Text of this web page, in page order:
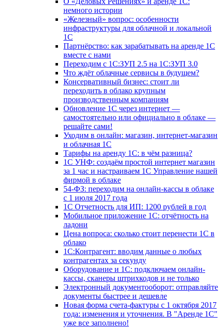
немного истории
«Железный» вопрос: особенности
инфраструктуры для облачной и локальной
1С
Партнёрство: как зарабатывать на аренде 1С
вместе с нами
Переходим с 1С:ЗУП 2.5 на 1С:ЗУП 3.0
Что ждёт облачные сервисы в будущем?
Консервативный бизнес: стоит ли
переходить в облако крупным
производственным компаниям
Обновление 1С через интернет —
самостоятельно или официально в облаке —
решайте сами!
Уходим в онлайн: магазин, интернет-магазин
и облачная 1С
Тарифы на аренду 1С: в чём разница?
1С УНФ: создаём простой интернет магазин
за 1 час и настраиваем 1С Управление нашей
фирмой в облаке
54-ФЗ: переходим на онлайн-кассы в облаке
с 1 июля 2017 года
1С Отчетность для ИП: 1200 рублей в год
Мобильное приложение 1С: отчётность на
ладони
Цена вопроса: сколько стоит перенести 1С в
облако
1С:Контрагент: вводим данные о любых
контрагентах за секунду
Оборудование и 1С: подключаем онлайн-
кассы, сканеры штрихкодов и не только
Электронный документооборот: отправляйте
документы быстрее и дешевле
Новая форма счета-фактуры с 1 октября 2017
года: изменения и уточнения. В "Аренде 1С"
уже все заполнено!